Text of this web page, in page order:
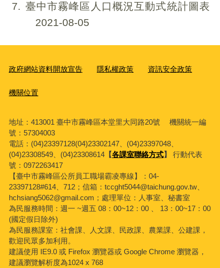
7
臺中市霧峰區人口概況互動式統計圖表
2021-08-05
政府網站資料開放宣告 隱私權政策 資訊安全政策
機關位置
地址：413001 臺中市霧峰區本堂里大同路20號 機關統一編
號：57304003
電話：(04)23397128(04)23302147、(04)23397048、
(04)23308549、(04)23308614【各課室聯絡方式】
行動代表
號：0972263417
【臺中市霧峰區公所員工職場霸凌專線】：04-
23397128#614、712；信箱：tccght5044@taichung.gov.tw、
hchsiang5062@gmail.com；處理單位：人事室、秘書室
為民服務時間：週一 ~週五 08：00~12：00 、 13：00~17：00
(國定假日除外)
為民服務課室：社會課、人文課、民政課、農業課、公建課，
歡迎民眾多加利用。
建議使用 IE9.0 或 Firefox 瀏覽器或 Google Chrome 瀏覽器，
建議瀏覽解析度為1024 x 768